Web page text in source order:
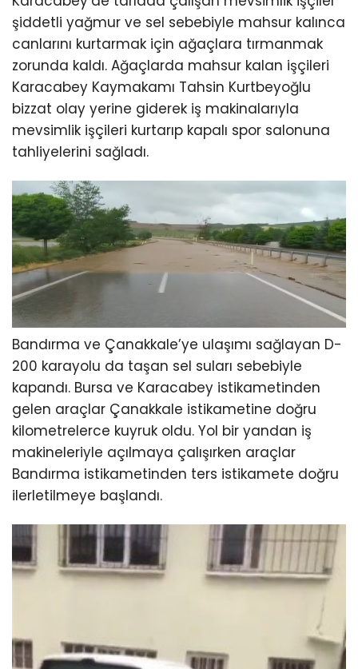
şiddetli yağmur ve sel sebebiyle mahsur kalınca
canlarını kurtarmak için ağaçlara tırmanmak
zorunda kaldı. Ağaçlarda mahsur kalan işçileri
Karacabey Kaymakamı Tahsin Kurtbeyoğlu
bizzat olay yerine giderek iş makinalarıyla
mevsimlik işçileri kurtarıp kapalı spor salonuna
tahliyelerini sağladı.
Bandırma ve Çanakkale’ye ulaşımı sağlayan D-
200 karayolu da taşan sel suları sebebiyle
kapandı. Bursa ve Karacabey istikametinden
gelen araçlar Çanakkale istikametine doğru
kilometrelerce kuyruk oldu. Yol bir yandan iş
makineleriyle açılmaya çalışırken araçlar
Bandırma istikametinden ters istikamete doğru
ilerletilmeye başlandı.